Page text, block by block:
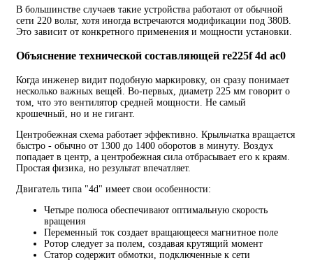
В большинстве случаев такие устройства работают от обычной
сети 220 вольт, хотя иногда встречаются модификации под 380В.
Это зависит от конкретного применения и мощности установки.
Объяснение технической составляющей re225f 4d ac0
Когда инженер видит подобную маркировку, он сразу понимает
несколько важных вещей. Во-первых, диаметр 225 мм говорит о
том, что это вентилятор средней мощности. Не самый
крошечный, но и не гигант.
Центробежная схема работает эффективно. Крыльчатка вращается
быстро - обычно от 1300 до 1400 оборотов в минуту. Воздух
попадает в центр, а центробежная сила отбрасывает его к краям.
Простая физика, но результат впечатляет.
Двигатель типа "4d" имеет свои особенности:
Четыре полюса обеспечивают оптимальную скорость
вращения
Переменный ток создает вращающееся магнитное поле
Ротор следует за полем, создавая крутящий момент
Статор содержит обмотки, подключенные к сети